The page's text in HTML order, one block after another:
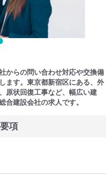
からの問い合わせ対応や交換備
ます。東京都新宿区にある、外
原状回復工事など、幅広い建
合建設会社の求人です。
項